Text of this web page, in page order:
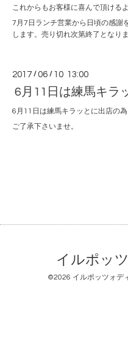
これからもお客様に喜んで頂ける
7月7日ランチ営業から日頃の感謝
します。売り切れ次第終了となり
2017 /06 / 10 13:00
6月11日は練馬キラ
6月11日は練馬キラッとに出店の
ご了承下さいませ。
イルポッ
©2026 イルポッツォデ